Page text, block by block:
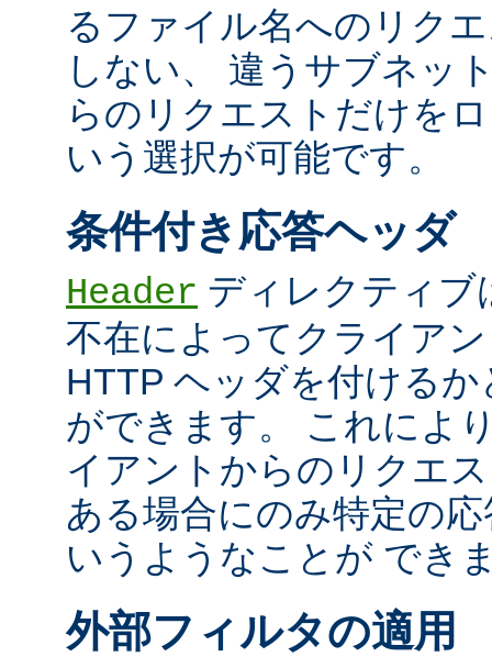
るファイル名へのリク
しない、 違うサブネッ
らのリクエストだけを
いう選択が可能です。
条件付き応答ヘッダ
Header ディレクティブ
不在によってクライア
HTTP ヘッダを付ける
ができます。 これによ
イアントからのリクエ
ある場合にのみ特定の
いうようなことが でき
外部フィルタの適用